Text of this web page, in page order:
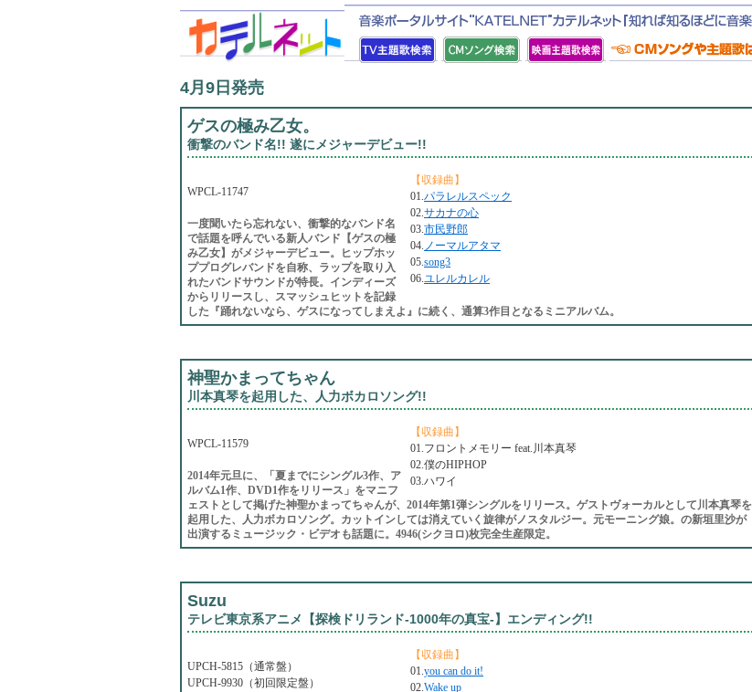
4月9日発売
ゲスの極み乙女。
衝撃のバンド名!! 遂にメジャーデビュー!!
【収録曲】
01.パラレルスペック
02.サカナの心
03.市民野郎
04. ノーマルアタマ
05.song3
06.ユレルカレル
WPCL-11747
一度聞いたら忘れない、衝撃的なバンド名
で話題を呼んでいる新人バンド【ゲスの極
み乙女】がメジャーデビュー。ヒップホッ
ププログレバンドを自称、ラップを取り入
れたバンドサウンドが特長。インディーズ
からリリースし、スマッシュヒットを記録
した『踊れないなら、ゲスになってしまえよ』に続く、通算3作目となるミニアルバム。
神聖かまってちゃん
川本真琴を起用した、人力ボカロソング!!
【収録曲】
01.フロントメモリー feat.川本真琴
02.僕のHIPHOP
03.ハワイ
WPCL-11579
2014年元旦に、「夏までにシングル3作、ア
ルバム1作、DVD1作をリリース」をマニフ
ェストとして掲げた神聖かまってちゃんが、2014年第1弾シングルをリリース。ゲストヴォーカルとして川本真琴を
起用した、人力ボカロソング。カットインしては消えていく旋律がノスタルジー。元モーニング娘。の新垣里沙が
出演するミュージック・ビデオも話題に。4946(シクヨロ)枚完全生産限定。
Suzu
テレビ東京系アニメ【探検ドリランド-1000年の真宝-】エンディング!!
【収録曲】
01.you can do it!
02.Wake up
UPCH-5815（通常盤）
UPCH-9930（初回限定盤）